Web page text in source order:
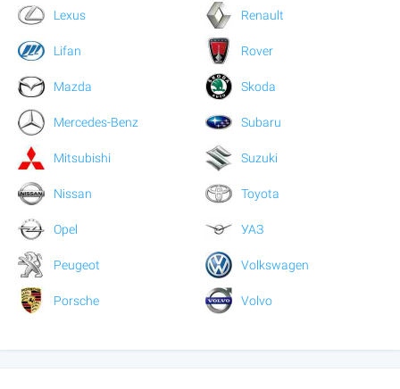
Lexus
Lifan
Mazda
Mercedes-Benz
Mitsubishi
Nissan
Opel
Peugeot
Porsche
Renault
Rover
Skoda
Subaru
Suzuki
Toyota
УАЗ
Volkswagen
Volvo